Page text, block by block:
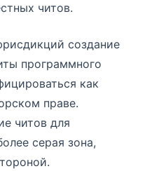
читов.
создание
программного
как
праве.
читов для
серая зона,